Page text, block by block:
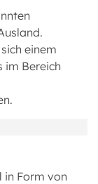
einem
im Bereich
in Form von